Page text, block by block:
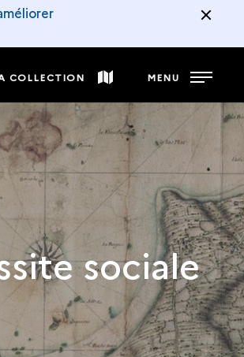
COLLECTION MENU
sociale